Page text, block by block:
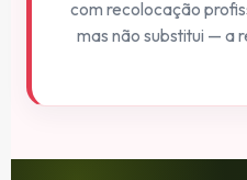
com recolocação
mas não substitui — a